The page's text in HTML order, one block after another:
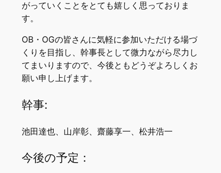
がっていくことをとても嬉しく思っておりま
す。
OB・OGの皆さんに気軽に参加いただける場づ
くりを目指し、幹事長として微力ながら尽力し
てまいりますので、今後ともどうぞよろしくお
願い申し上げます。
幹事:
池田達也、山岸彰、齋藤享一、松井浩一
今後の予定：